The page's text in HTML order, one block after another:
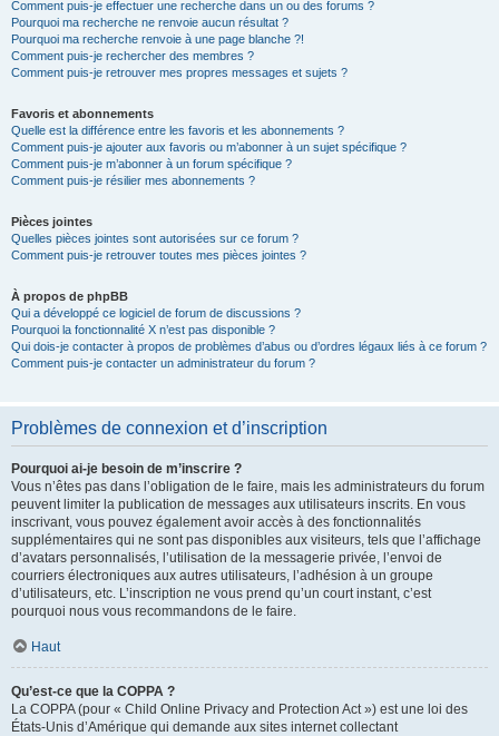
Comment puis-je effectuer une recherche dans un ou des forums ?
Pourquoi ma recherche ne renvoie aucun résultat ?
Pourquoi ma recherche renvoie à une page blanche ?!
Comment puis-je rechercher des membres ?
Comment puis-je retrouver mes propres messages et sujets ?
Favoris et abonnements
Quelle est la différence entre les favoris et les abonnements ?
Comment puis-je ajouter aux favoris ou m’abonner à un sujet spécifique ?
Comment puis-je m’abonner à un forum spécifique ?
Comment puis-je résilier mes abonnements ?
Pièces jointes
Quelles pièces jointes sont autorisées sur ce forum ?
Comment puis-je retrouver toutes mes pièces jointes ?
À propos de phpBB
Qui a développé ce logiciel de forum de discussions ?
Pourquoi la fonctionnalité X n’est pas disponible ?
Qui dois-je contacter à propos de problèmes d’abus ou d’ordres légaux liés à ce forum ?
Comment puis-je contacter un administrateur du forum ?
Problèmes de connexion et d’inscription
Pourquoi ai-je besoin de m’inscrire ?
Vous n’êtes pas dans l’obligation de le faire, mais les administrateurs du forum
peuvent limiter la publication de messages aux utilisateurs inscrits. En vous
inscrivant, vous pouvez également avoir accès à des fonctionnalités
supplémentaires qui ne sont pas disponibles aux visiteurs, tels que l’affichage
d’avatars personnalisés, l’utilisation de la messagerie privée, l’envoi de
courriers électroniques aux autres utilisateurs, l’adhésion à un groupe
d’utilisateurs, etc. L’inscription ne vous prend qu’un court instant, c’est
pourquoi nous vous recommandons de le faire.
Haut
Qu’est-ce que la COPPA ?
La COPPA (pour « Child Online Privacy and Protection Act ») est une loi des
États-Unis d’Amérique qui demande aux sites internet collectant